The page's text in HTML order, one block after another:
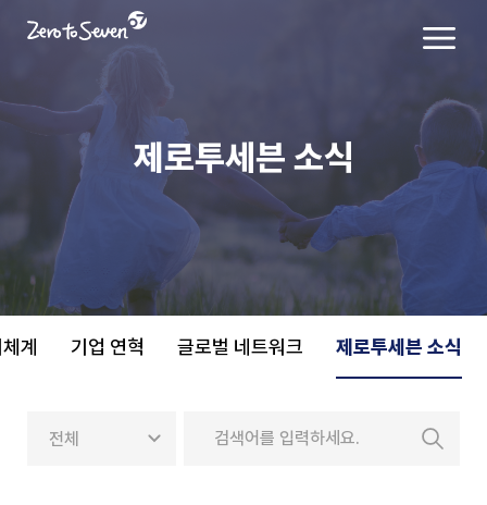
제로투세븐 소식
계 기업 연혁 글로벌 네트워크 제로투세븐 소식